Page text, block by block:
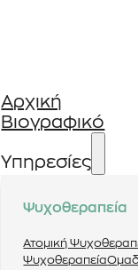
Αρχική
Βιογραφικό
Υπηρεσίες
Ψυχοθεραπεία
Ατομική
Ψυχοθεραπεία